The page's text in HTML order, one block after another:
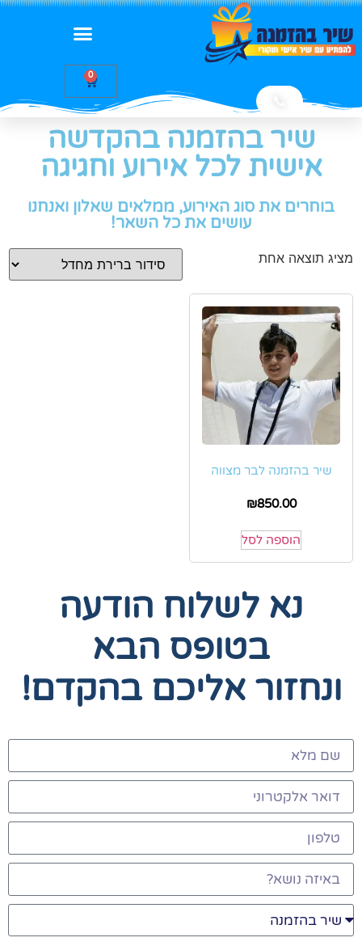
0
שיר בהזמנה בהקדשה
אישית לכל אירוע וחגיגה
בוחרים את סוג האירוע, ממלאים שאלון ואנחנו
עושים את כל השאר!
מציג תוצאה אחת
שיר בהזמנה לבר מצווה
₪850.00
הוספה לסל
נא לשלוח הודעה
בטופס הבא
ונחזור אליכם בהקדם!